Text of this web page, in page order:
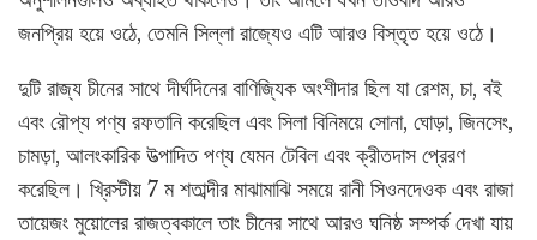
জনপ্রিয় হয়ে ওঠে, তেমনি সিল্লা রাজ্যেও এটি আরও বিস্তৃত হয়ে ওঠে।
দুটি রাজ্য চীনের সাথে দীর্ঘদিনের বাণিজ্যিক অংশীদার ছিল যা রেশম, চা, বই
এবং রৌপ্য পণ্য রফতানি করেছিল এবং সিলা বিনিময়ে সোনা, ঘোড়া, জিনসেং,
চামড়া, আলংকারিক উত্পাদিত পণ্য যেমন টেবিল এবং ক্রীতদাস প্রেরণ
করেছিল। খ্রিস্টীয় 7 ম শতাব্দীর মাঝামাঝি সময়ে রানী সিওনদেওক এবং রাজা
তায়েজং মুয়োলের রাজত্বকালে তাং চীনের সাথে আরও ঘনিষ্ঠ সম্পর্ক দেখা যায়